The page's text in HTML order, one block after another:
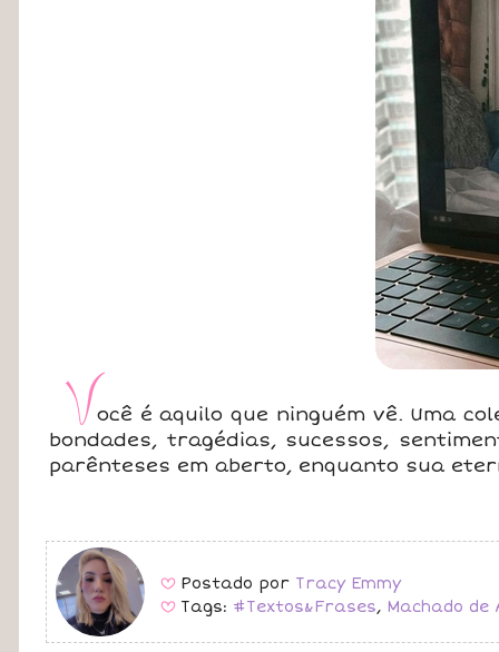
Você é aquilo que ninguém vê. Uma
bondades, tragédias, sucessos,
parênteses em aberto, enquanto sua
B Postado por Tracy Emmy
B Tags: #Textos&Frases, Machado de